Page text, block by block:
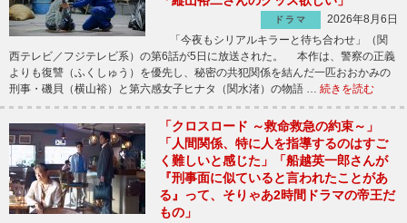
ドラマ
2026年8月6日
「今夜もシリアルキラーと待ち合わせ」（関
西テレビ／フジテレビ系）の第6話が5日に放送された。 本作は、警察の正義
よりも復讐（ふくしゅう）を優先し、秘密の共犯関係を結んだ一匹おおかみの
刑事・磯貝（横山裕）と第六感女子ヒナタ（関水渚）の物語 … 続きを読む
「クロスロード ～救命救急の約束～」
「人間関係、特に人を指導するのはすご
く難しいと感じた」「船越英一郎さんが
『刑事面に似ていると言われたことがあ
る』って、そりゃあ2時間ドラマの帝王だ
もの」